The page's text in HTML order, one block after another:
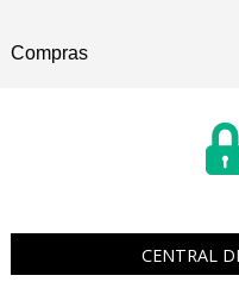
Compras
CENTRAL